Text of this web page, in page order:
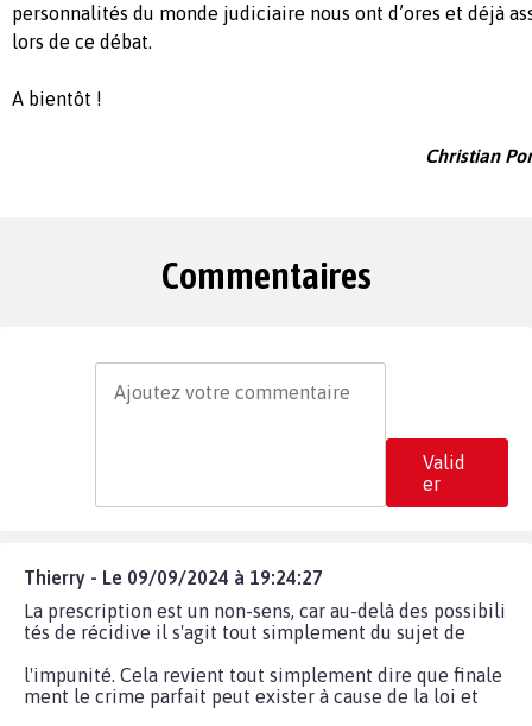
personnalités du monde judiciaire nous ont d’ores et déjà
lors de ce débat.
A bientôt !
Christian
Commentaires
Valid
er
Thierry - Le 09/09/2024 à 19:24:27
La prescription est un non-sens, car au-delà des possibili
tés de récidive il s'agit tout simplement du sujet de
l'impunité. Cela revient tout simplement dire que finale
ment le crime parfait peut exister à cause de la loi et